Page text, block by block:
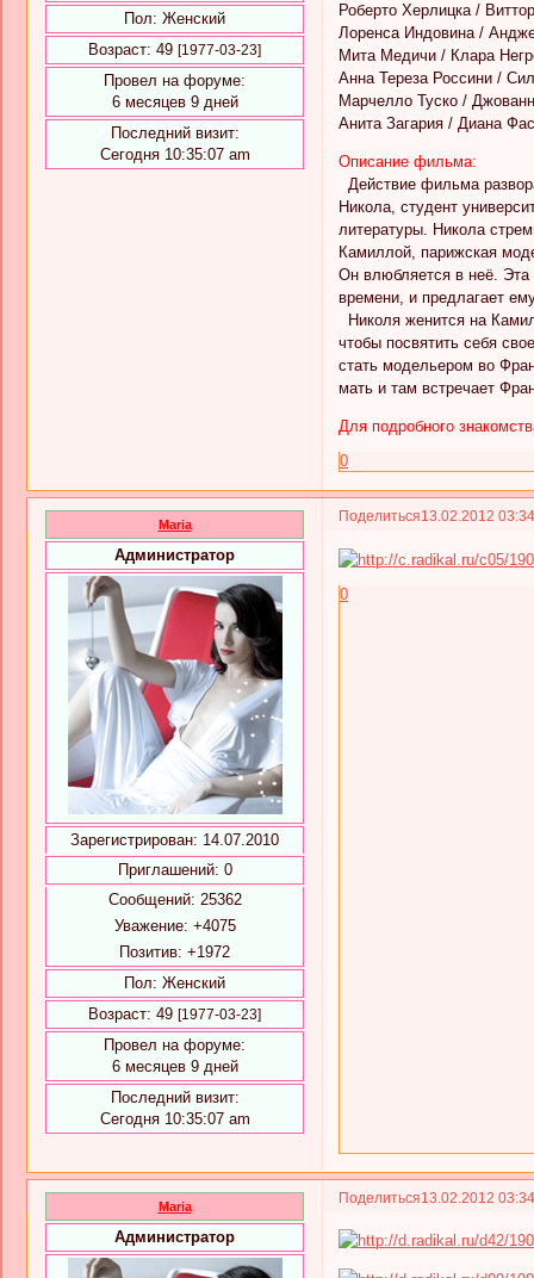
Пол: Женский
Возраст: 49 [1977-03-23]
Провел на форуме:
6 месяцев 9 дней
Последний визит:
Сегодня 10:35:07 am
Роберто Херлицка /
Лоренса Индовина /
Мита Медичи / Клара
Анна Тереза Россини /
Марчелло Туско /
Анита Загария / Диана
Описание фильма:
Действие фильма
Никола, студент
литературы. Никола
Камиллой, парижская
Он влюбляется в неё. Эта
времени, и предлагает
​​Николя женится на
чтобы посвятить себя
стать модельером во
мать и там встречает
Для подробного
0
Поделиться13.02.2012
Maria
Администратор
Зарегистрирован: 14.07.2010
Приглашений: 0
Сообщений: 25362
Уважение: +4075
Позитив: +1972
Пол: Женский
Возраст: 49 [1977-03-23]
Провел на форуме:
6 месяцев 9 дней
Последний визит:
Сегодня 10:35:07 am
0
Поделиться13.02.2012
Maria
Администратор